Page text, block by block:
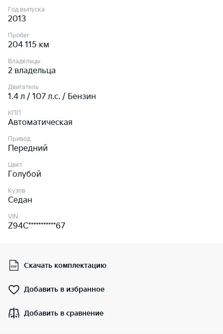
Год выпуска
2013
Пробег
204 115 км
Владельцы
2 владельца
Двигатель
1.4 л / 107 л.c. / Бензин
КПП
Автоматическая
Привод
Передний
Цвет
Голубой
Кузов
Седан
VIN
Z94C***********67
Скачать комплектацию
Добавить в избранное
Добавить в сравнение